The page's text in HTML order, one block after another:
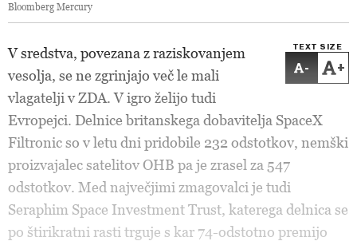
Bloomberg Mercury
TEXT SIZE
- +
V sredstva, povezana z raziskovanjem
vesolja, se ne zgrinjajo več le mali
vlagatelji v ZDA. V igro želijo tudi
Evropejci. Delnice britanskega dobavitelja SpaceX
Filtronic so v letu dni pridobile 232 odstotkov, nemški
proizvajalec satelitov OHB pa je zrasel za 547
odstotkov. Med največjimi zmagovalci je tudi
Seraphim Space Investment Trust, katerega delnica se
po štirikratni rasti trguje s kar 74-odstotno premijo